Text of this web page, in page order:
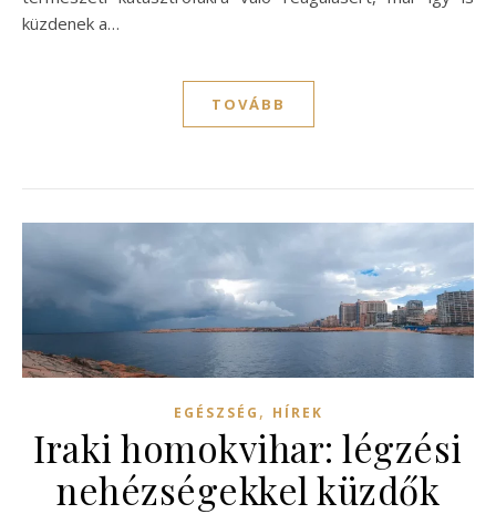
küzdenek a…
TOVÁBB
EGÉSZSÉG , HÍREK
Iraki homokvihar: légzési
nehézségekkel küzdők